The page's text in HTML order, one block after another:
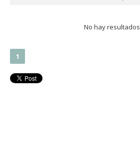
No hay resultados
1